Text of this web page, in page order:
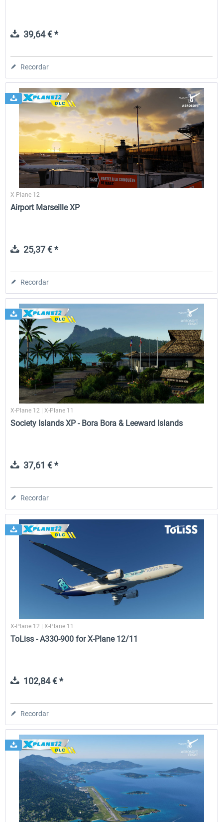
39,64 € *
Recordar
X-Plane 12
Airport Marseille XP
25,37 € *
Recordar
X-Plane 12 | X-Plane 11
Society Islands XP - Bora Bora & Leeward Islands
37,61 € *
Recordar
X-Plane 12 | X-Plane 11
ToLiss - A330-900 for X-Plane 12/11
102,84 € *
Recordar